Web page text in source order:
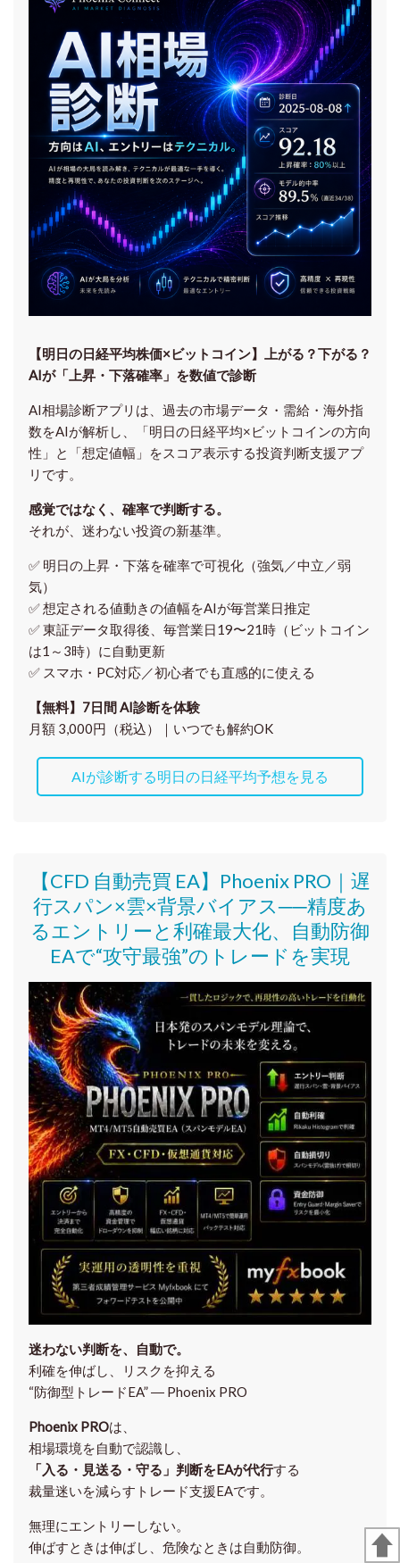
【明日の⽇経平均株価×ビットコイン】上がる？下がる？
AIが「上昇・下落確率」を数値で診断
AI相場診断アプリは、過去の市場データ・需給・海外指
数をAIが解析し、「明日の日経平均×ビットコインの方向
性」と「想定値幅」をスコア表示する投資判断支援アプ
リです。
感覚ではなく、確率で判断する。
それが、迷わない投資の新基準。
✅ 明日の上昇・下落を確率で可視化（強気／中立／弱
気）
✅ 想定される値動きの値幅をAIが毎営業日推定
✅ 東証データ取得後、 毎営業日19〜21時（ビットコイン
は1～3時）に自動更新
✅ スマホ・PC対応／初心者でも直感的に使える
【無料】7日間 AI診断を体験
月額 3,000円（税込）｜いつでも解約OK
AIが診断する明日の日経平均予想を見る
【CFD 自動売買 EA】Phoenix PRO｜遅
行スパン×雲×背景バイアス──精度あ
るエントリーと利確最大化、自動防御
EAで“攻守最強”のトレードを実現
迷わない判断を、自動で。
利確を伸ばし、リスクを抑える
“防御型トレードEA” ― Phoenix PRO
Phoenix PROは、
相場環境を自動で認識し、
「入る・見送る・守る」判断をEAが代行する
裁量迷いを減らすトレード支援EAです。
無理にエントリーしない。
伸ばすときは伸ばし、危険なときは自動防御。